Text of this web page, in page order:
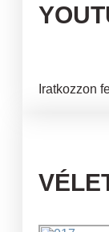
Iratkozzon